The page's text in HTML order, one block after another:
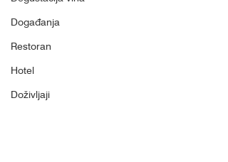
Događanja
Restoran
Hotel
Doživljaji